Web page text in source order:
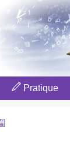
Pratique